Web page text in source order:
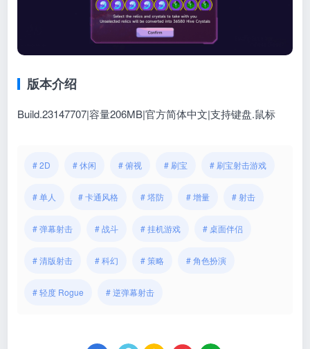
版本介绍
Build.23147707|容量206MB|官方简体中文|支持键盘.鼠标
# 2D # 休闲 # 俯视 # 刷宝 # 刷宝射击游戏
# 单人 # 卡通风格 # 塔防 # 增量 # 射击
# 弹幕射击 # 战斗 # 挂机游戏 # 桌面伴侣
# 清版射击 # 科幻 # 策略 # 角色扮演
# 轻度 Rogue # 逆弹幕射击